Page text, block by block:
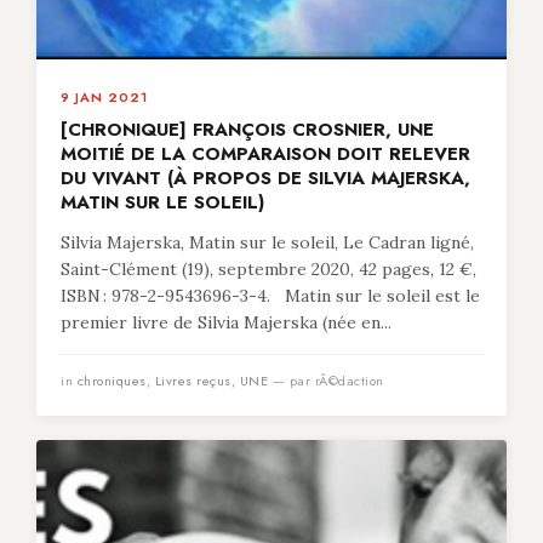
9 JAN 2021
[CHRONIQUE] FRANÇOIS CROSNIER, UNE
MOITIÉ DE LA COMPARAISON DOIT RELEVER
DU VIVANT (À PROPOS DE SILVIA MAJERSKA,
MATIN SUR LE SOLEIL)
Silvia Majerska, Matin sur le soleil, Le Cadran ligné,
Saint-Clément (19), septembre 2020, 42 pages, 12 €,
ISBN : 978-2-9543696-3-4. Matin sur le soleil est le
premier livre de Silvia Majerska (née en...
in chroniques, Livres reçus, UNE — par rÃ©daction